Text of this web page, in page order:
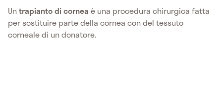
Untrapianto di cornea è una procedura chirurgica fatta
per sostituire parte della cornea con del tessuto
corneale di un donatore.